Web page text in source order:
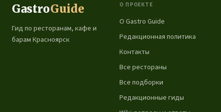
GastroGuide
Гид по ресторанам, кафе и
барам Красноярск
О ПРОЕКТЕ
О Gastro Guide
Редакционная политика
Контакты
Все рестораны
Все подборки
Редакционные гиды